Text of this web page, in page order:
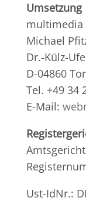
Umsetzung
multimedia
Michael
Dr.-Külz-
D-04860
Tel. +49 34
E-Mail:
Ust-IdNr.: